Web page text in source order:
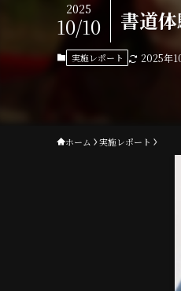
書道
2025
10/10
実施レポート 2025年
ホーム 実施レポート